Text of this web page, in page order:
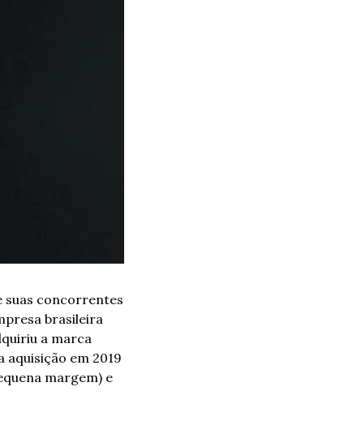
suas concorrentes
brasileira
a marca
aquisição em 2019
margem) e